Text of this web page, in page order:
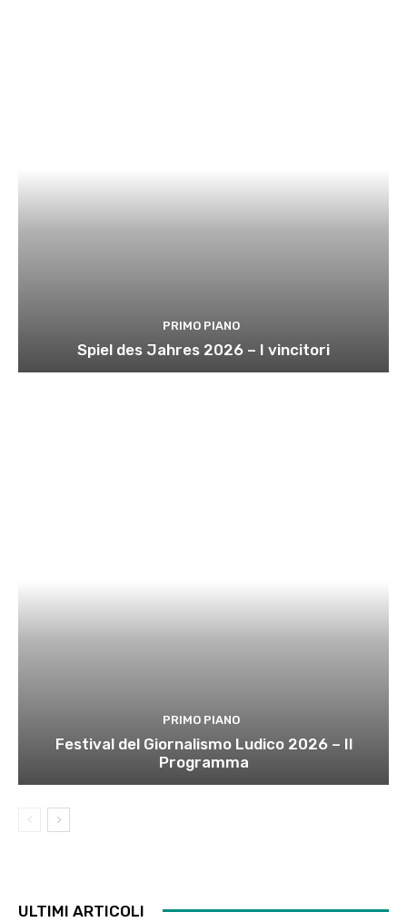
PRIMO PIANO
Spiel des Jahres 2026 – I vincitori
PRIMO PIANO
Festival del Giornalismo Ludico 2026 – Il
Programma
ULTIMI ARTICOLI